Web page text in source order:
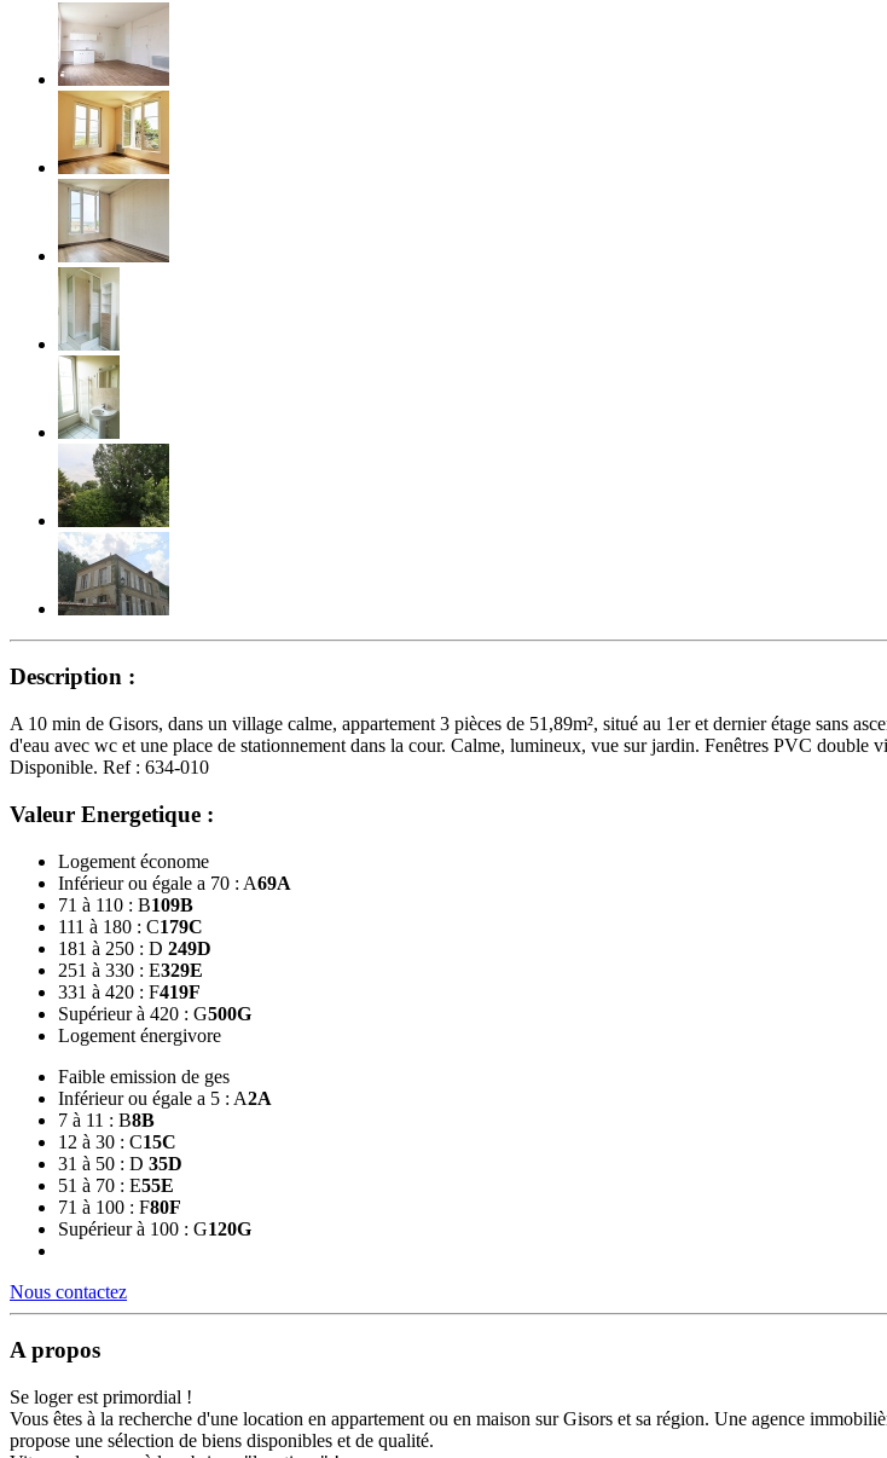
Description :
A 10 min de Gisors, dans un village calme, appartement 3 pièces de 51,89m², situé au 1er et dernier étage sans
d'eau avec wc et une place de stationnement dans la cour. Calme, lumineux, vue sur jardin. Fenêtres PVC double
Disponible. Ref : 634-010
Valeur Energetique :
Logement économe
Inférieur ou égale a 70 : A69A
71 à 110 : B109B
111 à 180 : C179C
181 à 250 : D 249D
251 à 330 : E329E
331 à 420 : F419F
Supérieur à 420 : G500G
Logement énergivore
Faible emission de ges
Inférieur ou égale a 5 : A2A
7 à 11 : B8B
12 à 30 : C15C
31 à 50 : D 35D
51 à 70 : E55E
71 à 100 : F80F
Supérieur à 100 : G120G
Nous contactez
A propos
Se loger est primordial !
Vous êtes à la recherche d'une location en appartement ou en maison sur Gisors et sa région. Une agence
propose une sélection de biens disponibles et de qualité.